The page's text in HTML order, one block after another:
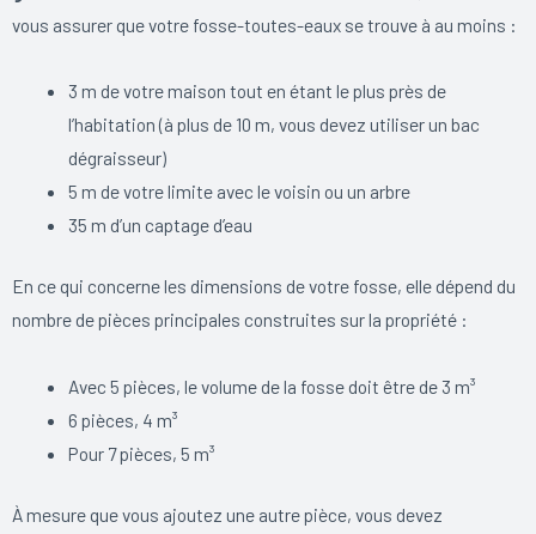
vous assurer que votre fosse-toutes-eaux se trouve à au moins :
3 m de votre maison tout en étant le plus près de
l’habitation (à plus de 10 m, vous devez utiliser un bac
dégraisseur)
5 m de votre limite avec le voisin ou un arbre
35 m d’un captage d’eau
En ce qui concerne les dimensions de votre fosse, elle dépend du
nombre de pièces principales construites sur la propriété :
Avec 5 pièces, le volume de la fosse doit être de 3 m³
6 pièces, 4 m³
Pour 7 pièces, 5 m³
À mesure que vous ajoutez une autre pièce, vous devez